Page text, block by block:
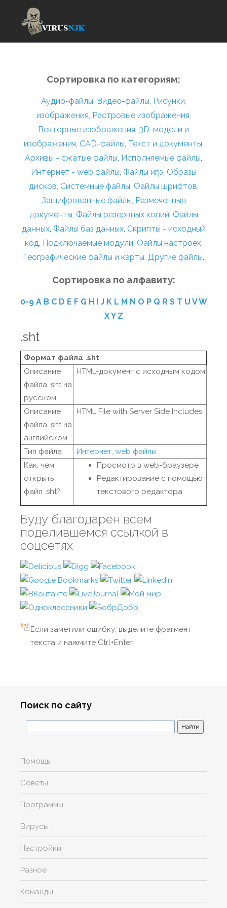
Сортировка по категориям:
Аудио-файлы, Видео-файлы, Рисунки,
изображения, Растровые изображения,
Векторные изображения, 3D-модели и
изображения, CAD-файлы, Текст и документы,
Архивы - сжатые файлы, Исполняемые файлы,
Интернет - web файлы, Файлы игр, Образы
дисков, Системные файлы, Файлы шрифтов,
Зашифрованные файлы, Размеченные
документы, Файлы резервных копий, Файлы
данных, Файлы баз данных, Скрипты - исходный
код, Подключаемые модули, Файлы настроек,
Географические файлы и карты, Другие файлы.
Сортировка по алфавиту:
0-9 A B C D E F G H I J K L M N O P Q R S T U VW
XY Z
.sht
Формат файла .sht
Описание
файла .sht на
русском
HTML-документ с исходным кодом
Описание
файла .sht на
английском
HTML File with Server Side Includes
Тип файла
Интернет, web файлы
Как, чем
открыть
файл .sht?
Просмотр в web-браузере
Редактирование с помощью
текстового редактора
Буду благодарен всем
поделившемся ссылкой в
соцсетях
Если заметили ошибку, выделите фрагмент
текста и нажмите Ctrl+Enter
Поиск по сайту
Помощь
Советы
Программы
Вирусы
Настройки
Разное
Команды